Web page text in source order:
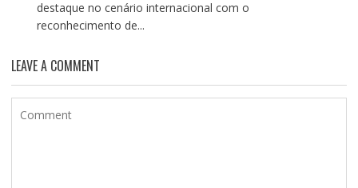
destaque no cenário internacional com o
reconhecimento de...
LEAVE A COMMENT